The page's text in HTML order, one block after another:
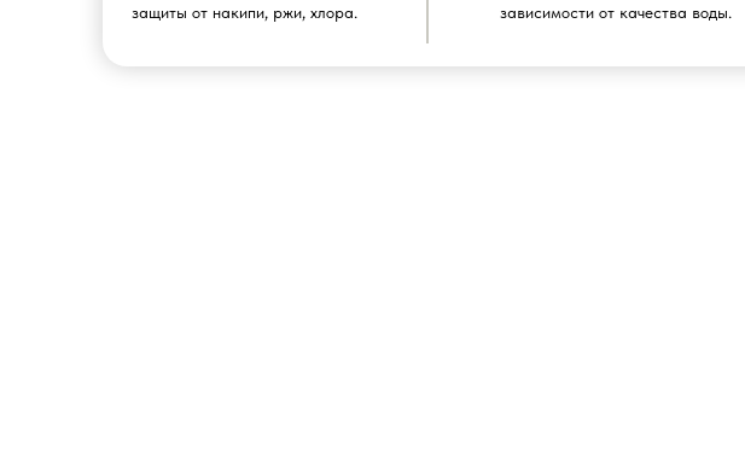
защиты от накипи, ржи, хлора.
зависимости от качества воды.